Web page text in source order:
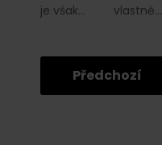
je však…
vlastně…
Předchozí